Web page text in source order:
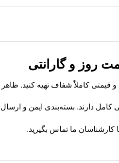
کامل دارند. بسته‌بندی ایمن و